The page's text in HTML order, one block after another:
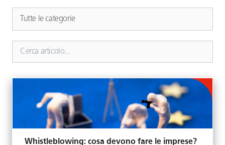
Whistleblowing: cosa devono fare le imprese?